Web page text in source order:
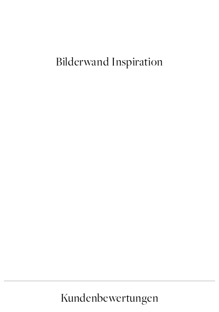
Bilderwand Inspiration
Kundenbewertungen